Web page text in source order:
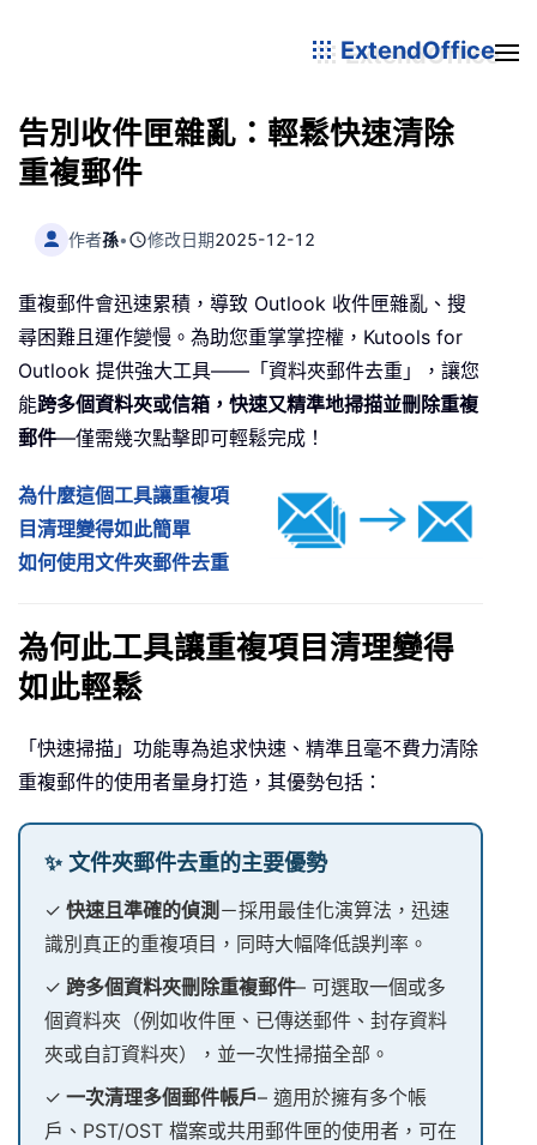
ExtendOffice
告別收件匣雜亂：輕鬆快速清除
重複郵件
作者孫• 修改日期2025-12-12
重複郵件會迅速累積，導致 Outlook 收件匣雜亂、搜
尋困難且運作變慢。為助您重掌掌控權，Kutools for
Outlook 提供強大工具——「資料夾郵件去重」，讓您
能跨多個資料夾或信箱，快速又精準地掃描並刪除重複
郵件—僅需幾次點擊即可輕鬆完成！
為什麼這個工具讓重複項
目清理變得如此簡單
如何使用文件夾郵件去重
為何此工具讓重複項目清理變得
如此輕鬆
「快速掃描」功能專為追求快速、精準且毫不費力清除
重複郵件的使用者量身打造，其優勢包括：
✨ 文件夾郵件去重的主要優勢
✓ 快速且準確的偵測 －採用最佳化演算法，迅速
識別真正的重複項目，同時大幅降低誤判率。
✓ 跨多個資料夾刪除重複郵件– 可選取一個或多
個資料夾（例如收件匣、已傳送郵件、封存資料
夾或自訂資料夾），並一次性掃描全部。
✓ 一次清理多個郵件帳戶– 適用於擁有多个帳
戶、PST/OST 檔案或共用郵件匣的使用者，可在